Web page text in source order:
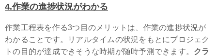
4.作業の進捗状況がわかる
作業工程表を作る3つ目のメリットは、作業の進捗状況が
わかることです。リアルタイムの状況をもとにプロジェク
トの目的が達成できそうな時期が随時予測できます。 クラ